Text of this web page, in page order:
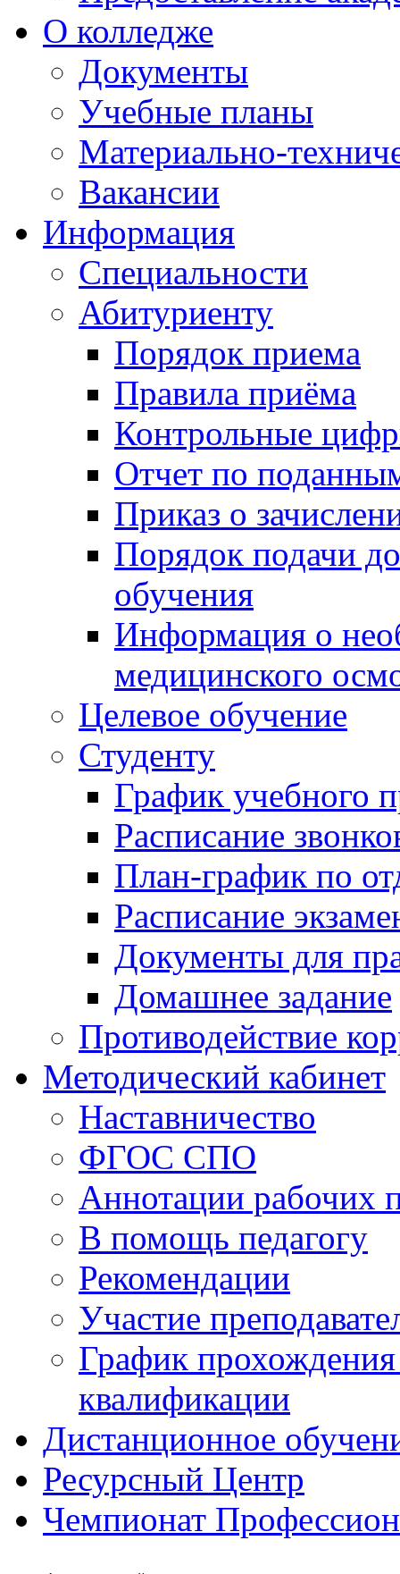
О колледже
Документы
Учебные планы
Материально-
Вакансии
Информация
Специальности
Абитуриенту
Порядок приема
Правила приёма
Контрольные
Отчет по
Приказ о
Порядок подачи
обучения
Информация о
медицинского
Целевое обучение
Студенту
График учебного
Расписание
План-график по
Расписание
Документы для
Домашнее задание
Противодействие
Методический кабинет
Наставничество
ФГОС СПО
Аннотации рабочих
В помощь педагогу
Рекомендации
Участие
График
квалификации
Дистанционное
Ресурсный Центр
Чемпионат